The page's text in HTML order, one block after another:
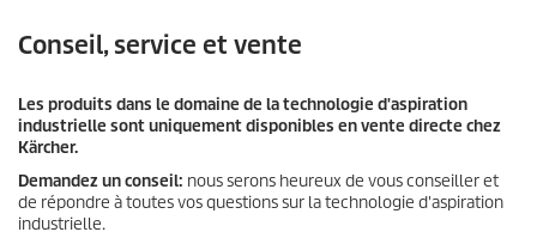
Conseil, service et vente
Les produits dans le domaine de la technologie d'aspiration
industrielle sont uniquement disponibles en vente directe chez
Kärcher.
Demandez un conseil: nous serons heureux de vous conseiller et
de répondre à toutes vos questions sur la technologie d'aspiration
industrielle.